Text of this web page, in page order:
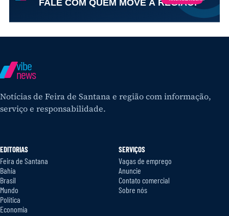
vibe
news
Notícias de Feira de Santana e região com informação,
serviço e responsabilidade.
EDITORIAS
Feira de Santana
Bahia
Brasil
Mundo
Política
Economia
SERVIÇOS
Vagas de emprego
Anuncie
Contato comercial
Sobre nós